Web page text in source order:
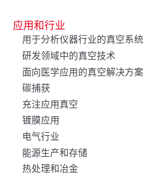
应用和行业
用于分析仪器行业的真空系统
研发领域中的真空技术
面向医学应用的真空解决方案
碳捕获
充注应用真空
镀膜应用
电气行业
能源生产和存储
热处理和冶金